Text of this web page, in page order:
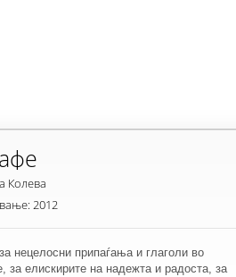
Колева
2012
нецелосни припаѓања и глаголи во
за елискирите на надежта и радоста, за